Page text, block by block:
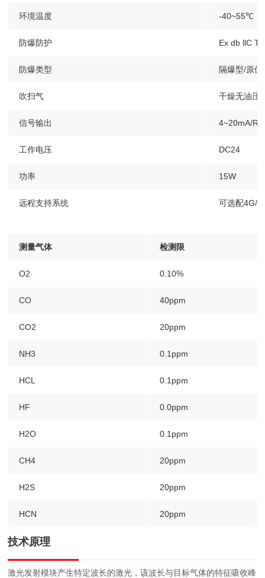
环境温度 -40~55℃
防爆防护 Ex db llC
防爆类型 隔爆型/原
吹扫气 干燥无油压
信号输出 4~20mA/
工作电压 DC24
功率 15W
远程支持系统 可选配4G/
测量气体 检测限
O2 0.10%
CO 40ppm
CO2 20ppm
NH3 0.1ppm
HCL 0.1ppm
HF 0.0ppm
H2O 0.1ppm
CH4 20ppm
H2S 20ppm
HCN 20ppm
技术原理
激光发射模块产生特定波长的激光，该波长与目标气体的特征吸收峰